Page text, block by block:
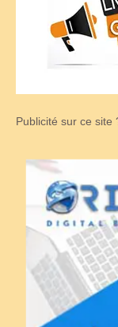
Publicité sur ce site